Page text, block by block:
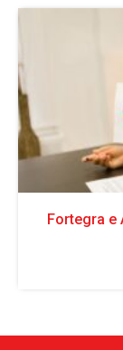
Fortegra e